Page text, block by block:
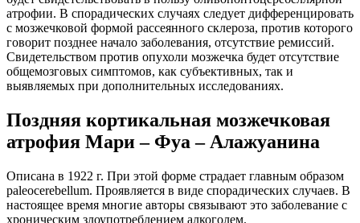
атрофии. В спорадических случаях следует дифференцировать
с мозжечковой формой рассеянного склероза, против которого
говорит позднее начало заболевания, отсутствие ремиссий.
Свидетельством против опухоли мозжечка будет отсутствие
общемозговых симптомов, как субъективных, так и
выявляемых при дополнительных исследованиях.
Поздняя кортикальная мозжечковая
атрофия Мари – Фуа – Алажуанина
Описана в 1922 г. При этой форме страдает главным образом
paleocerebellum. Проявляется в виде спорадических случаев. В
настоящее время многие авторы связывают это заболевание с
хроническим злоупотреблением алкоголем.